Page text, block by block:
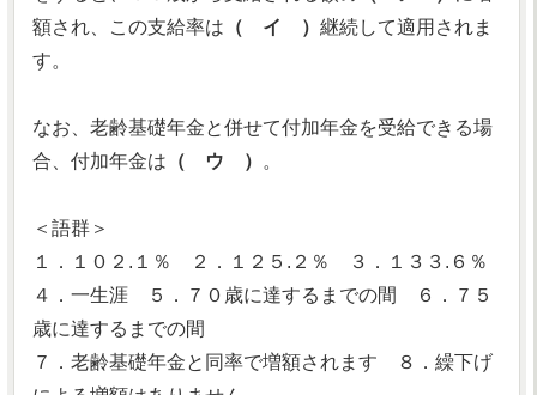
額され、この支給率は （ イ ） 継続して適用されま
す。
なお、老齢基礎年金と併せて付加年金を受給できる場
合、付加年金は （ ウ ） 。
＜語群＞
１．１０２.１％ ２．１２５.２％ ３．１３３.６％
４．一生涯 ５．７０歳に達するまでの間 ６．７５
歳に達するまでの間
７．老齢基礎年金と同率で増額されます ８．繰下げ